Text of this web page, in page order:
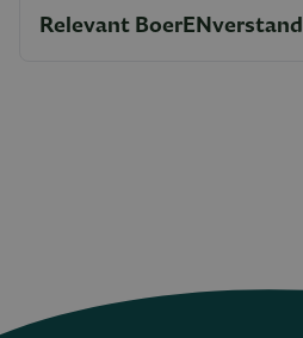
Relevant BoerENverstand